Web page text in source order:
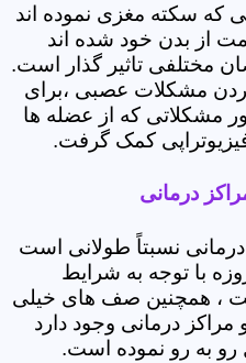
که سکته مغزی نموده اند
از بدن خود شده اند
مختلفی تاثیر گذار است.
مشکلات عصبی ،برای
مشکلاتی که از عضله ها
کمک گرفت.
درمانی
نسبتاً طولانی است
با توجه به شرایط
، همچنین صف های خیلی
مراکز درمانی وجود دارد
رو به رو نموده است.